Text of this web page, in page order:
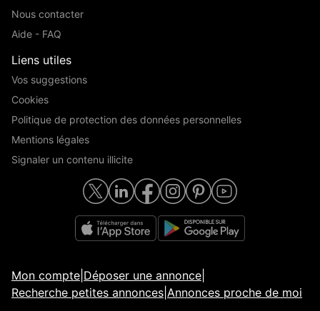
Nous contacter
Aide - FAQ
Liens utiles
Vos suggestions
Cookies
Politique de protection des données personnelles
Mentions légales
Signaler un contenu illicite
Mon compte Déposer une annonce
Recherche petites annonces Annonces proche de moi